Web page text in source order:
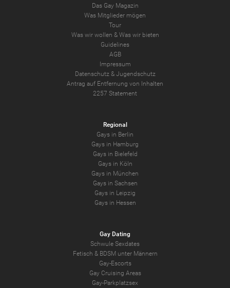
Das Gay Magazin
Was Mitglieder mögen
Tour
Was wir wollen & Was wir bieten
Guidelines
AGB
Impressum
Datenschutz& Jugendschutz
Antrag auf Entfernung von Inhalten
2257 Statement
Regional
Gays in Berlin
Gays in Hamburg
Gays in Bielefeld
Gays in Köln
Gays in München
Gays in Sachsen
Gays in Leipzig
Gays in Hessen
Gay Dating
Schwule Sexdates
Fetisch & BDSM unter Männern
Gay-Escorts
Gay Cruising Areas
Gay-Parkplatzsex